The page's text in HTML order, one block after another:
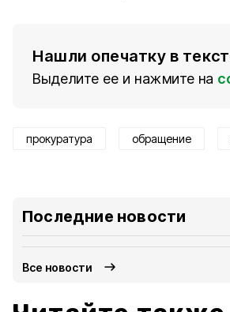
Нашли опечатку в
Выделите ее и нажмите на
прокуратура обращение
Последние новости
Все новости